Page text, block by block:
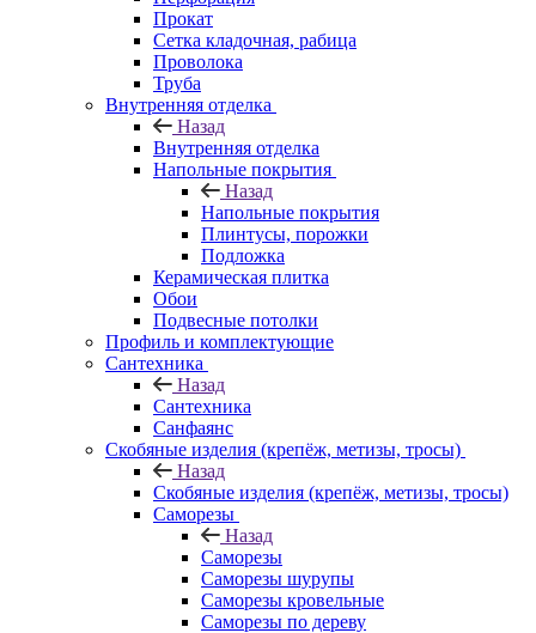
Прокат
Сетка кладочная, рабица
Проволока
Труба
Внутренняя отделка
Назад
Внутренняя отделка
Напольные покрытия
Назад
Напольные покрытия
Плинтусы, порожки
Подложка
Керамическая плитка
Обои
Подвесные потолки
Профиль и комплектующие
Сантехника
Назад
Сантехника
Санфаянс
Скобяные изделия (крепёж, метизы, тросы)
Назад
Скобяные изделия (крепёж, метизы, тросы)
Саморезы
Назад
Саморезы
Саморезы шурупы
Саморезы кровельные
Саморезы по дереву